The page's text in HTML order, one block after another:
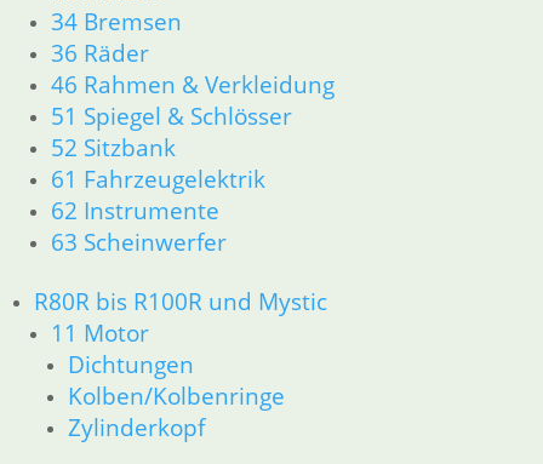
34 Bremsen
36 Räder
46 Rahmen & Verkleidung
51 Spiegel & Schlösser
52 Sitzbank
61 Fahrzeugelektrik
62 Instrumente
63 Scheinwerfer
R80R bis R100R und Mystic
11 Motor
Dichtungen
Kolben/Kolbenringe
Zylinderkopf
46 Rahmen & Verkleidung
51 Spiegel & Schlösser
52 Sitzbank
61 Fahrzeugelektrik
62 Instrumente
63 Scheinwerfer
R80R bis R100R und Mystic
Dichtungen
Kolben/Kolbenringe
Zylinderkopf
12 Motorelektrik
13 Vergaser